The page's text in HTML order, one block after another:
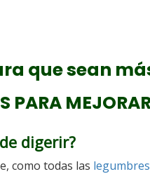
que sean
PARA
digerir?
como todas las legumbres